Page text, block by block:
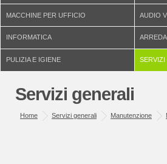
MACCHINE PER UFFICIO AUDIO
INFORMATICA
PULIZIA E IGIENE SERVIZI
Servizi generali
Home Servizi generali Manutenzione